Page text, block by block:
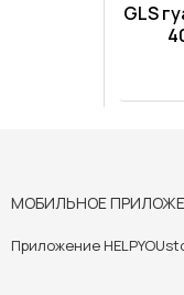
GLS
МОБИЛЬНОЕ
Приложение